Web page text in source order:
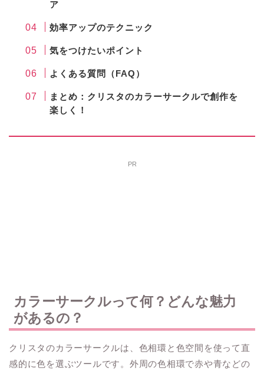
ア
効率アップのテクニック
気をつけたいポイント
よくある質問（FAQ）
まとめ：クリスタのカラーサークルで創作を
楽しく！
PR
カラーサークルって何？どんな魅力
があるの？
クリスタのカラーサークルは、色相環と色空間を使って直
感的に色を選ぶツールです。外周の色相環で赤や青などの